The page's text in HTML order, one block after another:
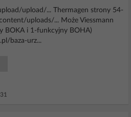
upload/... Thermagen strony 54-
uploads/... Może Viessmann
BOKA i 1-funkcyjny BOHA)
baza-urz...